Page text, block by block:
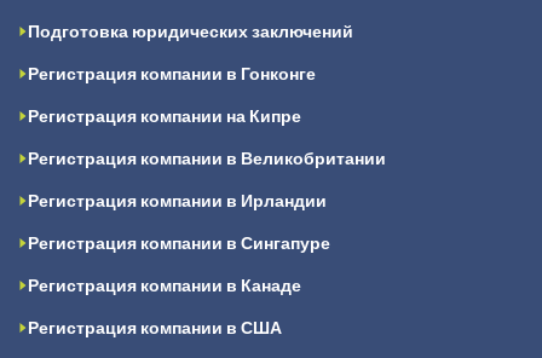
Подготовка юридических заключений
Регистрация компании в Гонконге
Регистрация компании на Кипре
Регистрация компании в Великобритании
Регистрация компании в Ирландии
Регистрация компании в Сингапуре
Регистрация компании в Канаде
Регистрация компании в США